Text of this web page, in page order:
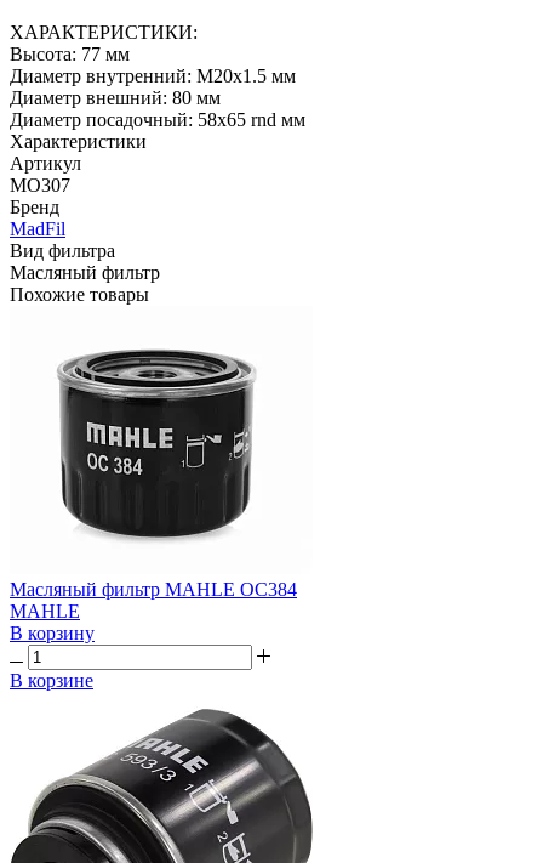
ХАРАКТЕРИСТИКИ:
Высота: 77 мм
Диаметр внутренний: M20x1.5 мм
Диаметр внешний: 80 мм
Диаметр посадочный: 58x65 rnd мм
Характеристики
Артикул
MO307
Бренд
MadFil
Вид фильтра
Масляный фильтр
Похожие товары
Масляный фильтр MAHLE OC384
MAHLE
В корзину
В корзине